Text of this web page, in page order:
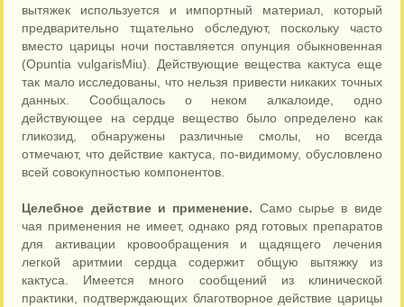
вытяжек используется и импортный материал, который
предварительно тщательно обследуют, поскольку часто
вместо царицы ночи поставляется опунция обыкновенная
(Opuntia vulgarisMiu). Действующие вещества кактуса еще
так мало исследованы, что нельзя привести никаких точных
данных. Сообщалось о неком алкалоиде, одно
действующее на сердце вещество было определено как
гликозид, обнаружены различные смолы, но всегда
отмечают, что действие кактуса, по-видимому, обусловлено
всей совокупностью компонентов.
Целебное действие и применение. Само сырье в виде
чая применения не имеет, однако ряд готовых препаратов
для активации кровообращения и щадящего лечения
легкой аритмии сердца содержит общую вытяжку из
кактуса. Имеется много сообщений из клинической
практики, подтверждающих благотворное действие царицы